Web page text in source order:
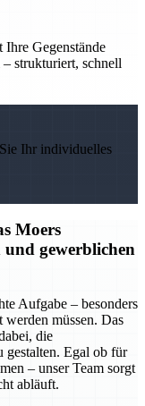
Gegenstände
strukturiert, schnell
Ihr individuelles
Moers
gewerblichen
Aufgabe – besonders
müssen. Das
die
gestalten. Egal ob für
– unser Team sorgt
abläuft.